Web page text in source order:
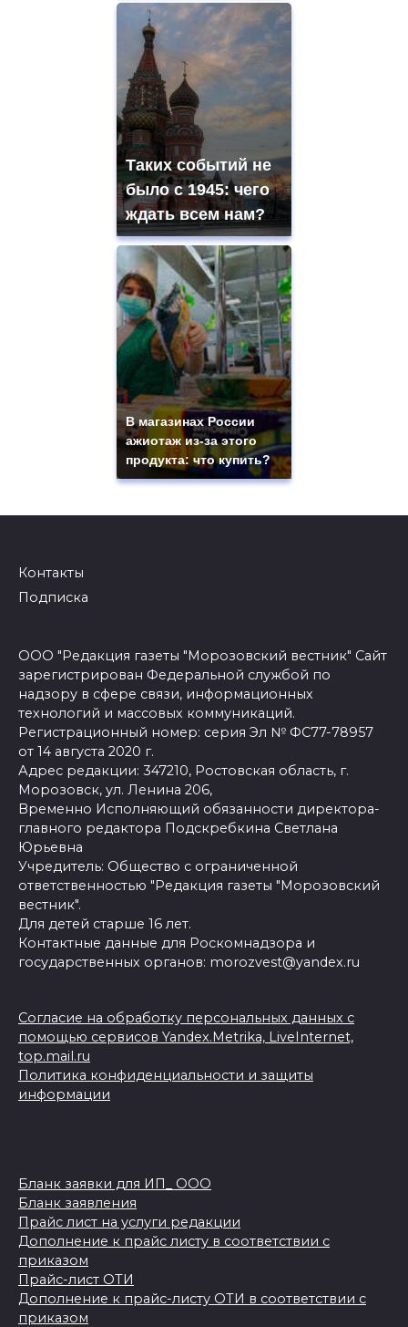
Таких событий не
было с 1945: чего
ждать всем нам?
В магазинах России
ажиотаж из-за этого
продукта: что купить?
Контакты
Подписка
ООО "Редакция газеты "Морозовский вестник" Сайт
зарегистрирован Федеральной службой по
надзору в сфере связи, информационных
технологий и массовых коммуникаций.
Регистрационный номер: серия Эл № ФС77-78957
от 14 августа 2020 г.
Адрес редакции: 347210, Ростовская область, г.
Морозовск, ул. Ленина 206,
Временно Исполняющий обязанности директора-
главного редактора Подскребкина Светлана
Юрьевна
Учредитель: Общество с ограниченной
ответственностью "Редакция газеты "Морозовский
вестник".
Для детей старше 16 лет.
Контактные данные для Роскомнадзора и
государственных органов: morozvest@yandex.ru
Согласие на обработку персональных данных с
помощью сервисов Yandex.Metrika, LiveInternet,
top.mail.ru
Политика конфиденциальности и защиты
информации
Бланк заявки для ИП_ ООО
Бланк заявления
Прайс лист на услуги редакции
Дополнение к прайс листу в соответствии с
приказом
Прайс-лист ОТИ
Дополнение к прайс-листу ОТИ в соответствии с
приказом